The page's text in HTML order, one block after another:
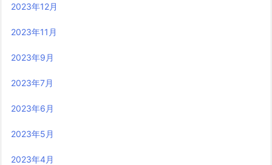
2023年12月
2023年11月
2023年9月
2023年7月
2023年6月
2023年5月
2023年4月